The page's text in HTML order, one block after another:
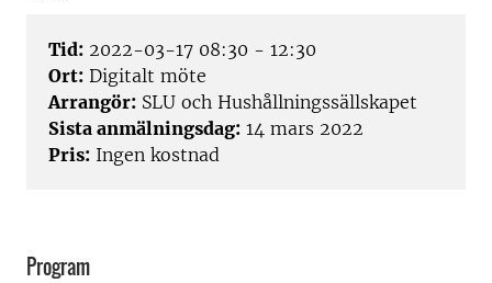
Tid: 2022-03-17 08:30 - 12:30
Ort: Digitalt möte
Arrangör: SLU och Hushållningssällskapet
Sista anmälningsdag: 14 mars 2022
Pris: Ingen kostnad
Program